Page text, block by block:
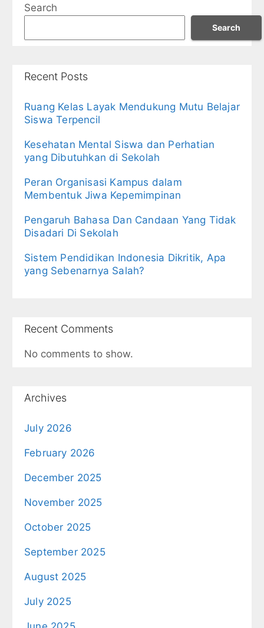
Search
Search
Recent Posts
Ruang Kelas Layak Mendukung Mutu Belajar
Siswa Terpencil
Kesehatan Mental Siswa dan Perhatian
yang Dibutuhkan di Sekolah
Peran Organisasi Kampus dalam
Membentuk Jiwa Kepemimpinan
Pengaruh Bahasa Dan Candaan Yang Tidak
Disadari Di Sekolah
Sistem Pendidikan Indonesia Dikritik, Apa
yang Sebenarnya Salah?
Recent Comments
No comments to show.
Archives
July 2026
February 2026
December 2025
November 2025
October 2025
September 2025
August 2025
July 2025